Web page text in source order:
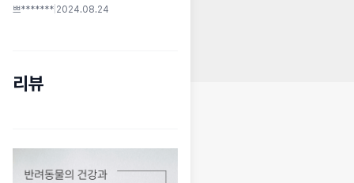
쁘******* 2024.08.24
리뷰